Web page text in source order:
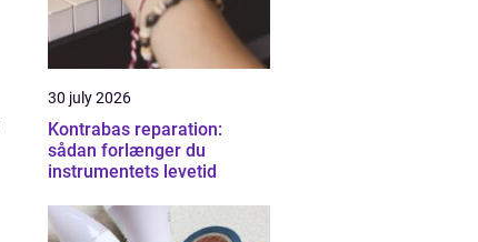
30 july 2026
Kontrabas reparation:
sådan forlænger du
instrumentets levetid